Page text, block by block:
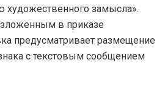
художественного замысла».
в приказе
предусматривает размещение
с текстовым сообщением